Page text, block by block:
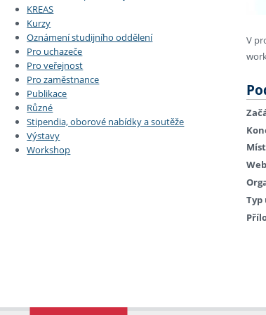
KREAS
Kurzy
Oznámení studijního oddělení
Pro uchazeče
Pro veřejnost
Pro zaměstnance
Publikace
Různé
Stipendia, oborové nabídky a soutěže
Výstavy
Workshop
V
Typ